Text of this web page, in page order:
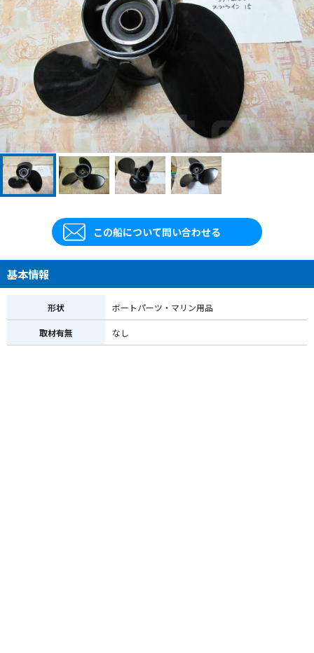
この船について問い合わせる
基本情報
形状 ボートパーツ・マリン用品
取材有無 なし